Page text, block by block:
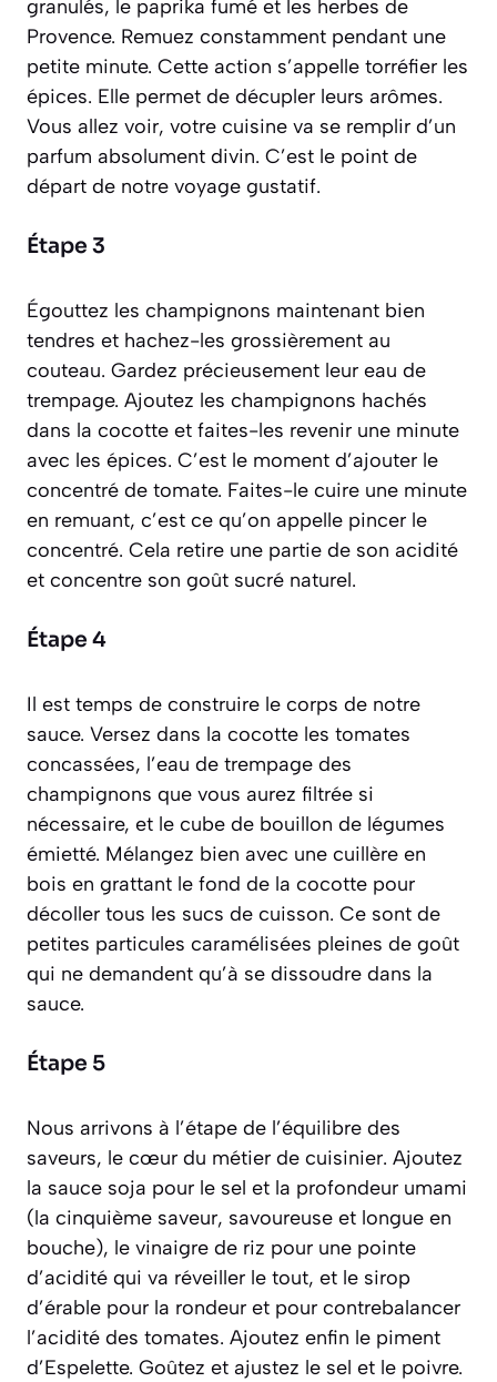
granulés, le paprika fumé et les herbes de
Provence. Remuez constamment pendant une
petite minute. Cette action s’appelle torréfier les
épices. Elle permet de décupler leurs arômes.
Vous allez voir, votre cuisine va se remplir d’un
parfum absolument divin. C’est le point de
départ de notre voyage gustatif.
Étape 3
Égouttez les champignons maintenant bien
tendres et hachez-les grossièrement au
couteau. Gardez précieusement leur eau de
trempage. Ajoutez les champignons hachés
dans la cocotte et faites-les revenir une minute
avec les épices. C’est le moment d’ajouter le
concentré de tomate. Faites-le cuire une minute
en remuant, c’est ce qu’on appelle pincer le
concentré. Cela retire une partie de son acidité
et concentre son goût sucré naturel.
Étape 4
Il est temps de construire le corps de notre
sauce. Versez dans la cocotte les tomates
concassées, l’eau de trempage des
champignons que vous aurez filtrée si
nécessaire, et le cube de bouillon de légumes
émietté. Mélangez bien avec une cuillère en
bois en grattant le fond de la cocotte pour
décoller tous les sucs de cuisson. Ce sont de
petites particules caramélisées pleines de goût
qui ne demandent qu’à se dissoudre dans la
sauce.
Étape 5
Nous arrivons à l’étape de l’équilibre des
saveurs, le cœur du métier de cuisinier. Ajoutez
la sauce soja pour le sel et la profondeur umami
(la cinquième saveur, savoureuse et longue en
bouche), le vinaigre de riz pour une pointe
d’acidité qui va réveiller le tout, et le sirop
d’érable pour la rondeur et pour contrebalancer
l’acidité des tomates. Ajoutez enfin le piment
d’Espelette. Goûtez et ajustez le sel et le poivre.